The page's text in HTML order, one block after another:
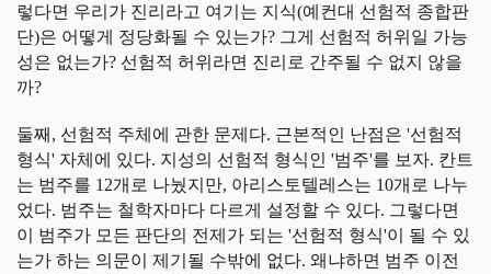
렇다면 우리가 진리라고 여기는 지식(예컨대 선험적 종합판
단)은 어떻게 정당화될 수 있는가? 그게 선험적 허위일 가능
성은 없는가? 선험적 허위라면 진리로 간주될 수 없지 않을
까?
둘째, 선험적 주체에 관한 문제다. 근본적인 난점은 '선험적
형식' 자체에 있다. 지성의 선험적 형식인 '범주'를 보자. 칸트
는 범주를 12개로 나눴지만, 아리스토텔레스는 10개로 나누
었다. 범주는 철학자마다 다르게 설정할 수 있다. 그렇다면
이 범주가 모든 판단의 전제가 되는 '선험적 형식'이 될 수 있
는가 하는 의문이 제기될 수밖에 없다. 왜냐하면 범주 이전